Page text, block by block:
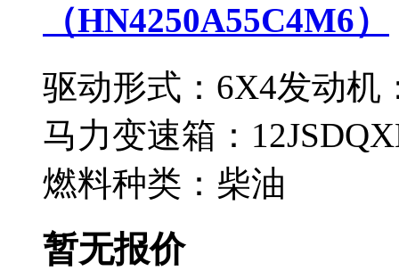
（HN4250A55C4M6）
驱动形式： 6X4发动机
马力变速箱：
燃料种类： 柴油
暂无报价